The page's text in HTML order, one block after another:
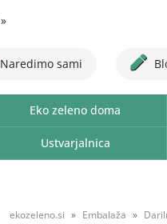
»
Naredimo sami
Eko zeleno doma
Ustvarjalnica
ekozeleno.si Embalaža